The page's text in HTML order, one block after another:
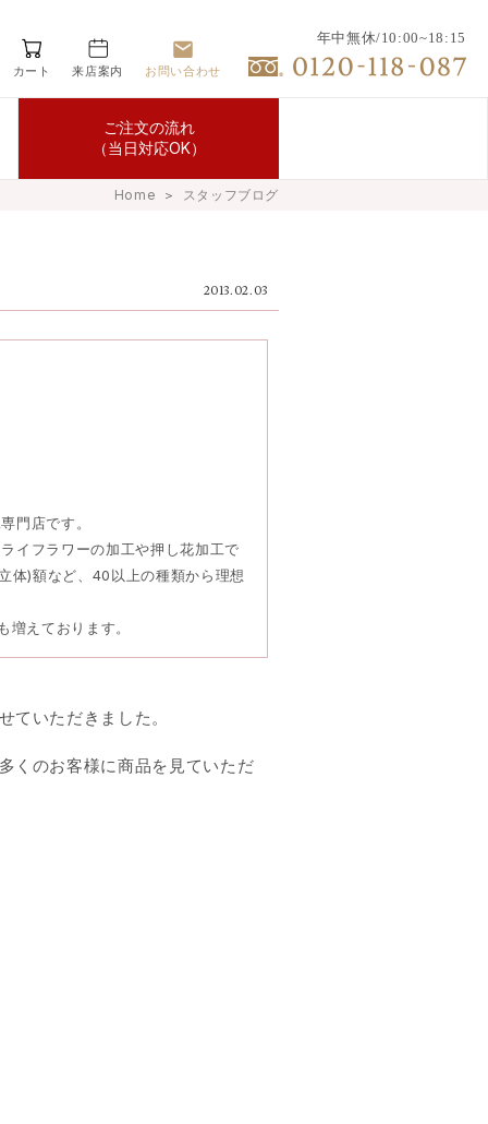
カート 来店案内 お問い合わせ
年中無休/10:00~18:15
ご注文の流れ
（当日対応OK）
Home ＞ スタッフブログ
2013.02.03
門店です。
イフラワーの加工や押し花加工で
体)額など、40以上の種類から理想
えております。
ていただきました。
くのお客様に商品を見ていただ